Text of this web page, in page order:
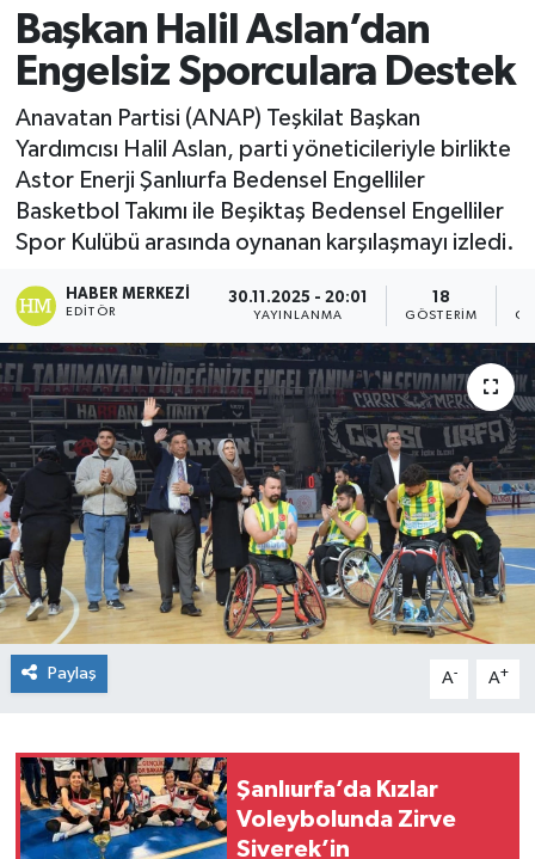
Başkan Halil Aslan’dan
Engelsiz Sporculara Destek
Anavatan Partisi (ANAP) Teşkilat Başkan
Yardımcısı Halil Aslan, parti yöneticileriyle birlikte
Astor Enerji Şanlıurfa Bedensel Engelliler
Basketbol Takımı ile Beşiktaş Bedensel Engelliler
Spor Kulübü arasında oynanan karşılaşmayı izledi.
HABER MERKEZI
EDITÖR
30.11.2025 - 20:01
YAYINLANMA
18
GÖSTERIM
Paylaş A- A+
Şanlıurfa’da Kızlar
Voleybolunda Zirve
Siverek’in
Haber Arşivi